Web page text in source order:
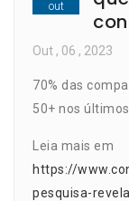
out
Out , 06 , 2023
70% das
50+ nos últimos
Leia mais em
https://
pesquisa-